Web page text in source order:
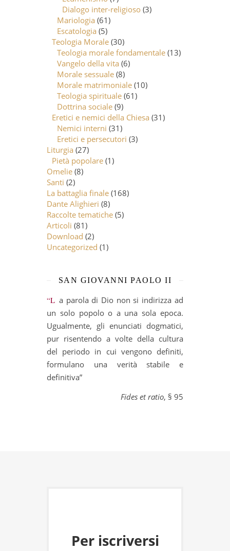
Dialogo inter-religioso (3)
Mariologia (61)
Escatologia (5)
Teologia Morale (30)
Teologia morale fondamentale (13)
Vangelo della vita (6)
Morale sessuale (8)
Morale matrimoniale (10)
Teologia spirituale (61)
Dottrina sociale (9)
Eretici e nemici della Chiesa (31)
Nemici interni (31)
Eretici e persecutori (3)
Liturgia (27)
Pietà popolare (1)
Omelie (8)
Santi (2)
La battaglia finale (168)
Dante Alighieri (8)
Raccolte tematiche (5)
Articoli (81)
Download (2)
Uncategorized (1)
SAN GIOVANNI PAOLO II
“La parola di Dio non si indirizza ad
un solo popolo o a una sola epoca.
Ugualmente, gli enunciati dogmatici,
pur risentendo a volte della cultura
del periodo in cui vengono definiti,
formulano una verità stabile e
definitiva”
Fides et ratio, § 95
Per iscriversi